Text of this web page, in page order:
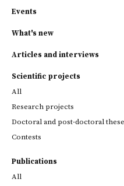
Events
What's new
Articles and interviews
Scientific projects
All
Research projects
Doctoral and post-doctoral
Contests
Publications
All